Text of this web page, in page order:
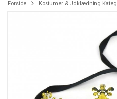
Forside Kostumer & Udklædning